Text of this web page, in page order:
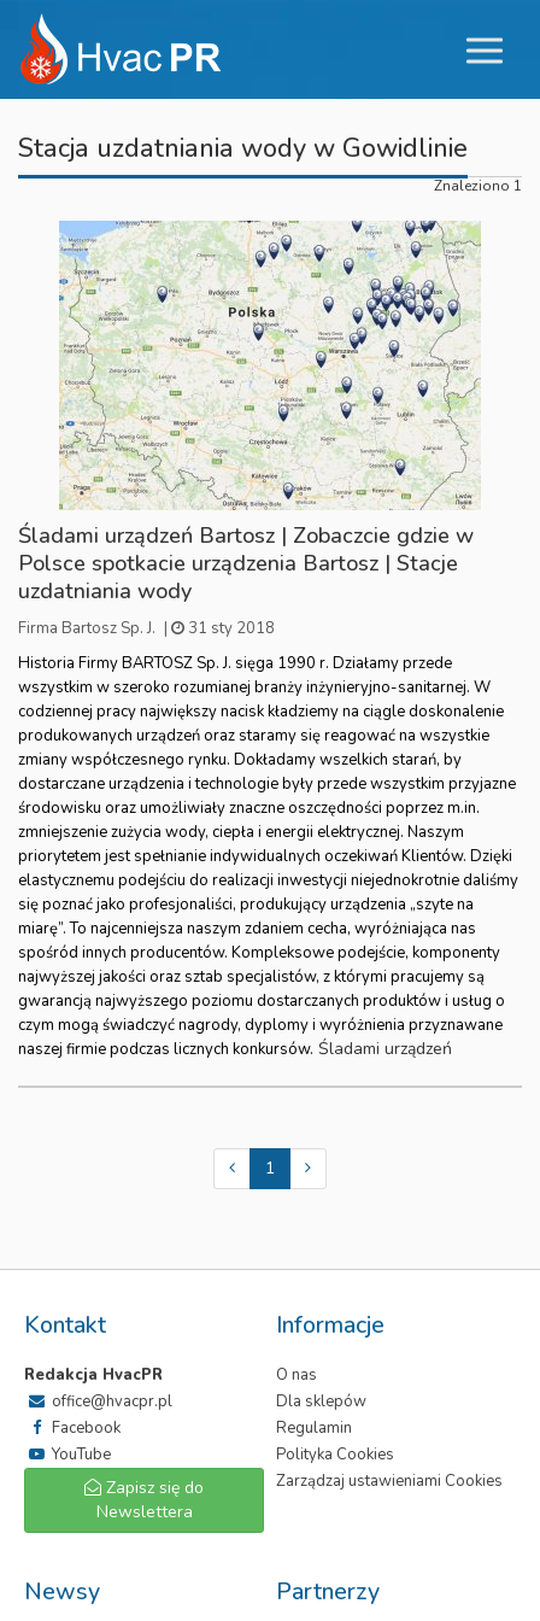
Stacja uzdatniania wody w Gowidlinie
Znaleziono 1
Śladami urządzeń Bartosz | Zobaczcie gdzie w
Polsce spotkacie urządzenia Bartosz | Stacje
uzdatniania wody
Firma Bartosz Sp. J. |
31 sty 2018
Historia Firmy BARTOSZ Sp. J. sięga 1990 r. Działamy przede
wszystkim w szeroko rozumianej branży inżynieryjno-sanitarnej. W
codziennej pracy największy nacisk kładziemy na ciągle doskonalenie
produkowanych urządzeń oraz staramy się reagować na wszystkie
zmiany współczesnego rynku. Dokładamy wszelkich starań, by
dostarczane urządzenia i technologie były przede wszystkim przyjazne
środowisku oraz umożliwiały znaczne oszczędności poprzez m.in.
zmniejszenie zużycia wody, ciepła i energii elektrycznej. Naszym
priorytetem jest spełnianie indywidualnych oczekiwań Klientów. Dzięki
elastycznemu podejściu do realizacji inwestycji niejednokrotnie daliśmy
się poznać jako profesjonaliści, produkujący urządzenia „szyte na
miarę”. To najcenniejsza naszym zdaniem cecha, wyróżniająca nas
spośród innych producentów. Kompleksowe podejście, komponenty
najwyższej jakości oraz sztab specjalistów, z którymi pracujemy są
gwarancją najwyższego poziomu dostarczanych produktów i usług o
czym mogą świadczyć nagrody, dyplomy i wyróżnienia przyznawane
naszej firmie podczas licznych konkursów. Śladami urządzeń
1
Kontakt
Redakcja HvacPR
office@hvacpr.pl
Facebook
YouTube
Zapisz się do
Newslettera
Informacje
O nas
Dla sklepów
Regulamin
Polityka Cookies
Zarządzaj ustawieniami Cookies
Newsy Partnerzy